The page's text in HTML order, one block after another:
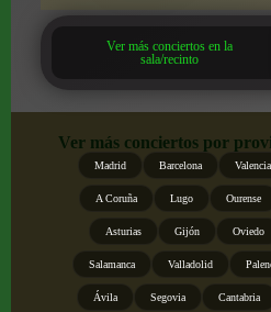
Ver más conciertos en la
sala/recinto
Ver más conciertos por
Madrid Barcelona Valencia
A Coruña Lugo Ourense
Asturias Gijón Oviedo
Salamanca Valladolid
Ávila Segovia Cantabria